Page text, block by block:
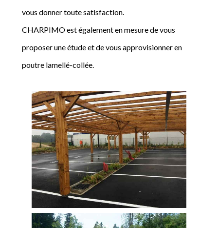
vous donner toute satisfaction.
CHARPIMO est également en mesure de vous
proposer une étude et de vous approvisionner en
poutre lamellé-collée.